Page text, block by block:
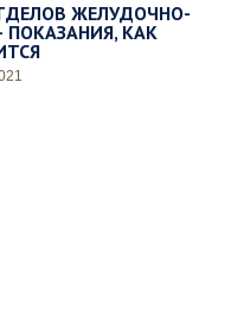
ЖЕЛУДОЧНО-
КАК